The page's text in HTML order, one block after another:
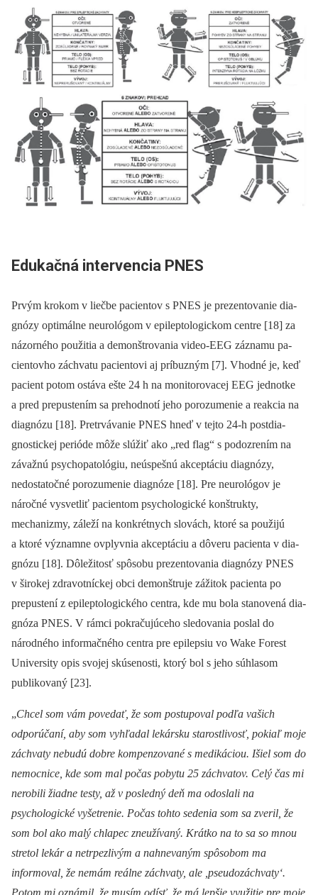
Edukačná intervencia PNES
Prvým krokom v liečbe pa­cientov s PNES je prezentovanie dia­
gnózy optimálne neurológom v epileptologickom centre [18] za
názorného použitia a demonštrovania video-EEG záznamu pa­
cientovho záchvatu pa­cientovi aj príbuzným [7]. Vhodné je, keď
pa­cient potom ostáva ešte 24 h na monitorovacej EEG jednotke
a pred prepustením sa prehodnotí jeho porozumenie a reakcia na
dia­gnózu [18]. Pretrvávanie PNES hneď v tejto 24-h postdia­
gnostickej perióde môže slúžiť ako „red flag“ s podozrením na
závažnú psychopatológiu, neúspešnú akceptáciu dia­gnózy,
nedostatočné porozumenie dia­gnóze [18]. Pre neurológov je
náročné vysvetliť pa­cientom psychologické konštrukty,
mechanizmy, záleží na konkrétnych slovách, ktoré sa použijú
a ktoré významne ovplyvnia akceptáciu a dôveru pa­cienta v dia­
gnózu [18]. Dôležitosť spôsobu prezentovania dia­gnózy PNES
v širokej zdravotníckej obci demonštruje zážitok pa­cienta po
prepustení z epileptologického centra, kde mu bola stanovená dia­
gnóza PNES. V rámci pokračujúceho sledovania poslal do
národného informačného centra pre epilepsiu vo Wake Forest
University opis svojej skúsenosti, ktorý bol s jeho súhlasom
publikovaný [23].
„Chcel som vám povedať, že som postupoval podľa vašich
odporúčaní, aby som vyhľadal lekársku starostlivosť, pokiaľ moje
záchvaty nebudú dobre kompenzované s medikáciou. Išiel som do
nemocnice, kde som mal počas pobytu 25 záchvatov. Celý čas mi
nerobili žiadne testy, až v posledný deň ma odoslali na
psychologické vyšetrenie. Počas tohto sedenia som sa zveril, že
som bol ako malý chlapec zneužívaný. Krátko na to sa so mnou
stretol lekár a netrpezlivým a nahnevaným spôsobom ma
informoval, že nemám reálne záchvaty, ale ,pseudozáchvaty‘.
Potom mi oznámil, že musím odísť, že má lepšie využitie pre moje